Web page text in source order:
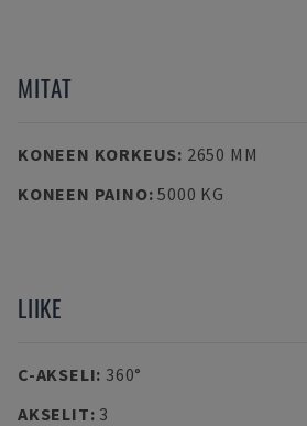
MITAT
KONEEN KORKEUS: 2650 MM
KONEEN PAINO:5000 KG
LIIKE
C-AKSELI: 360°
AKSELIT: 3